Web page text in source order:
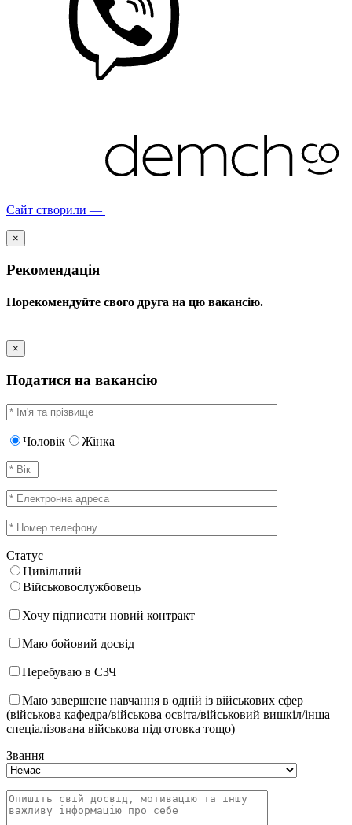
Сайт створили —
×
Рекомендація
Порекомендуйте свого друга на цю вакансію.
×
Податися на вакансію
Чоловік Жінка
Статус
Цивільний
Військовослужбовець
Хочу підписати новий контракт
Маю бойовий досвід
Перебуваю в СЗЧ
Маю завершене навчання в одній із військових сфер
(військова кафедра/військова освіта/військовий вишкіл/інша
спеціалізована військова підготовка тощо)
Звання